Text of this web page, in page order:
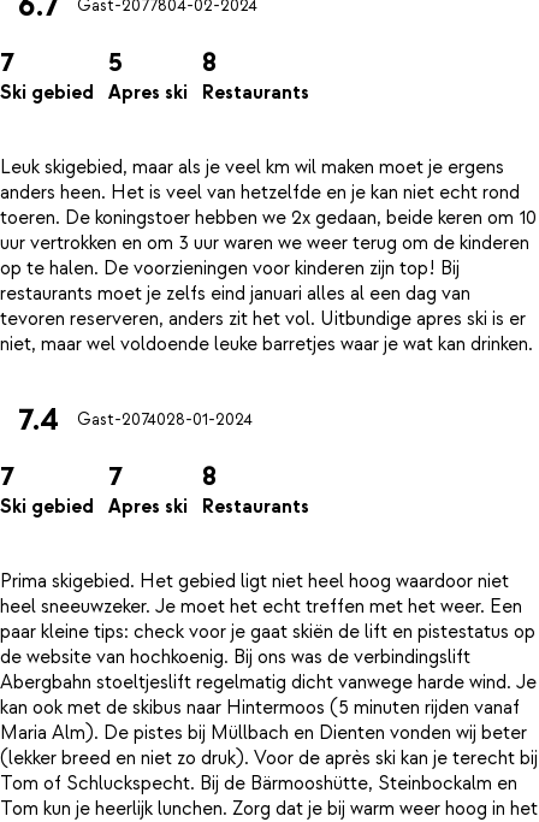
Gast-2077804-02-2024
7
Ski gebied
5
Apres ski
8
Restaurants
Leuk skigebied, maar als je veel km wil maken moet je ergens
anders heen. Het is veel van hetzelfde en je kan niet echt rond
toeren. De koningstoer hebben we 2x gedaan, beide keren om 10
uur vertrokken en om 3 uur waren we weer terug om de kinderen
op te halen. De voorzieningen voor kinderen zijn top! Bij
restaurants moet je zelfs eind januari alles al een dag van
tevoren reserveren, anders zit het vol. Uitbundige apres ski is er
7.4 Gast-2074028-01-2024
7
Ski gebied
7
Apres ski
8
Restaurants
Prima skigebied. Het gebied ligt niet heel hoog waardoor niet
heel sneeuwzeker. Je moet het echt treffen met het weer. Een
paar kleine tips: check voor je gaat skiën de lift en pistestatus op
de website van hochkoenig. Bij ons was de verbindingslift
Abergbahn stoeltjeslift regelmatig dicht vanwege harde wind. Je
kan ook met de skibus naar Hintermoos (5 minuten rijden vanaf
Maria Alm). De pistes bij Müllbach en Dienten vonden wij beter
(lekker breed en niet zo druk). Voor de après ski kan je terecht bij
Tom of Schluckspecht. Bij de Bärmooshütte, Steinbockalm en
Tom kun je heerlijk lunchen. Zorg dat je bij warm weer hoog in het